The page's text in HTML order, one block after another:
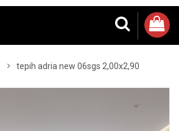
tepih adria new 06sgs 2,00x2,90